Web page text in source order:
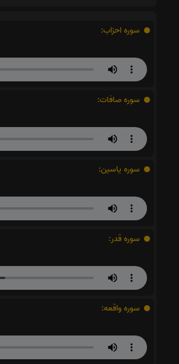
سوره احزاب:
سوره صافات:
سوره یاسین:
سوره قدر:
سوره واقعه: